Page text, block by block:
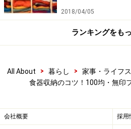
■食器収納のルール4：重ねすぎ
種類だけが理想的
重ねすぎると下の物が取り出しにく
よくある食器収納のNG例は、お
している例です。同じ種類の物
2018/04/05
ランキングをも
All About > 暮らし > 家事・ライフ
食器収納のコツ！100均・無印
会社概要 採用